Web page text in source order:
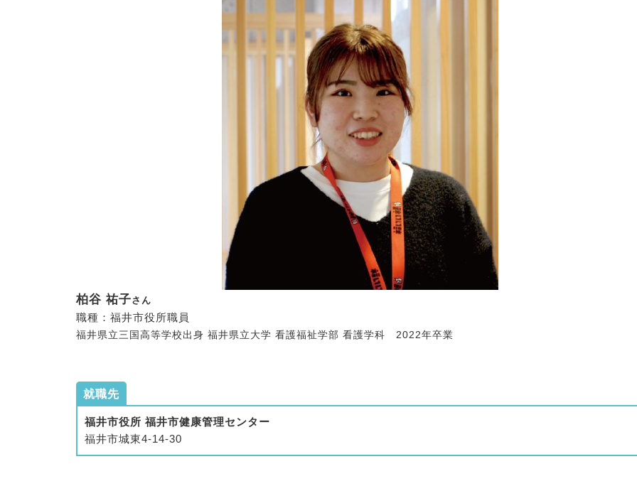
柏谷 祐子さん
職種：福井市役所職員
福井県立三国高等学校出身 福井県立大学 看護福祉学部 看護学科 2022年卒業
就職先
福井市役所 福井市健康管理センター
福井市城東4-14-30